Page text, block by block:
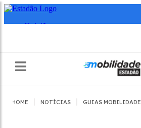
HOME NOTÍCIAS GUIAS MOBILIDADE